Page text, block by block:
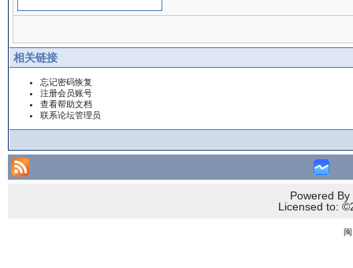
相关链接
忘记密码恢复
注册会员账号
查看帮助文档
联系论坛管理员
Powered
Licensed to: